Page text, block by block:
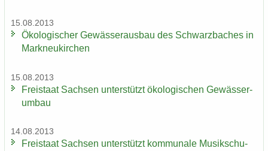
15.08.2013
Öko­lo­gi­scher Ge­wäs­ser­aus­bau des Schwarz­ba­ches in
Mark­neu­kir­chen
15.08.2013
Frei­staat Sach­sen un­ter­stützt öko­lo­gi­schen Ge­wäs­ser­
um­bau
14.08.2013
Frei­staat Sach­sen un­ter­stützt kom­mu­na­le Mu­sik­schu­